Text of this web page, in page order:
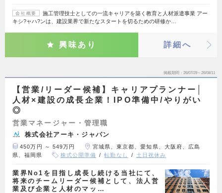
会社概要
施工管理技士としての一流キャリアを築く教育と人材派遣事業 アー
キシ?ャハ?ンは、建設業界で新たなスタートを切るための研修か…
興味あり 詳細へ
掲載期間 26/07/29～26/08/11
【営業/リーダー候補】キャリアプランナー│
人材×建設の成長企業！IPO準備中/やりがい
◎
営業マネージャー・管理職
株式会社アーキ・ジャパン
450万円 ～ 549万円
宮城県、東京都、愛知県、大阪府、広島
県、福岡県
株式公開準備 転勤なし 土日祝休み
業界No1を目指し成長し続ける当社にて、
将来のチームリーダー候補として、法人営
業及び企業と人材のマッ…